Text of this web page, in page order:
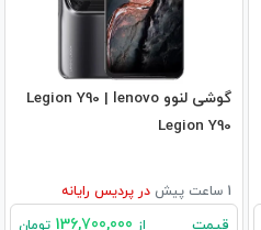
گوشی لنوو Legion Y90 | lenovo
Legion Y90
1 ساعت پیش در پردیس رایانه
قیمت از تومان